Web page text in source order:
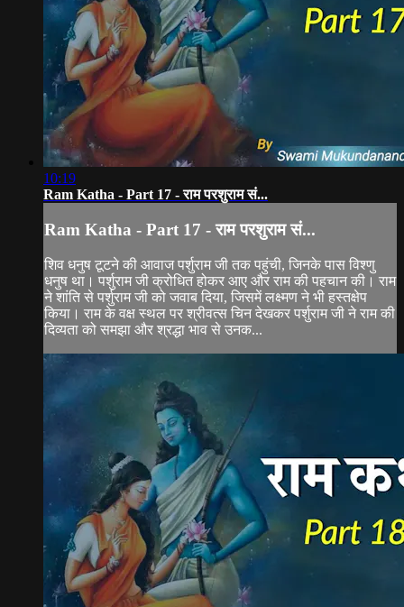
10:19
Ram Katha - Part 17 - राम परशुराम सं...
Ram Katha - Part 17 - राम परशुराम सं...
शिव धनुष टूटने की आवाज पर्शुराम जी तक पहुंची, जिनके पास विश्णु
धनुष था। पर्शुराम जी क्रोधित होकर आए और राम की पहचान की। राम
ने शांति से पर्शुराम जी को जवाब दिया, जिसमें लक्ष्मण ने भी हस्तक्षेप
किया। राम के वक्ष स्थल पर श्रीवत्स चिन देखकर पर्शुराम जी ने राम की
दिव्यता को समझा और श्रद्धा भाव से उनक...